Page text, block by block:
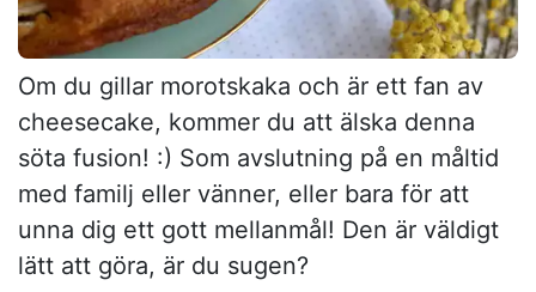
Om du gillar morotskaka och är ett fan av
cheesecake, kommer du att älska denna
söta fusion! :) Som avslutning på en måltid
med familj eller vänner, eller bara för att
unna dig ett gott mellanmål! Den är väldigt
lätt att göra, är du sugen?